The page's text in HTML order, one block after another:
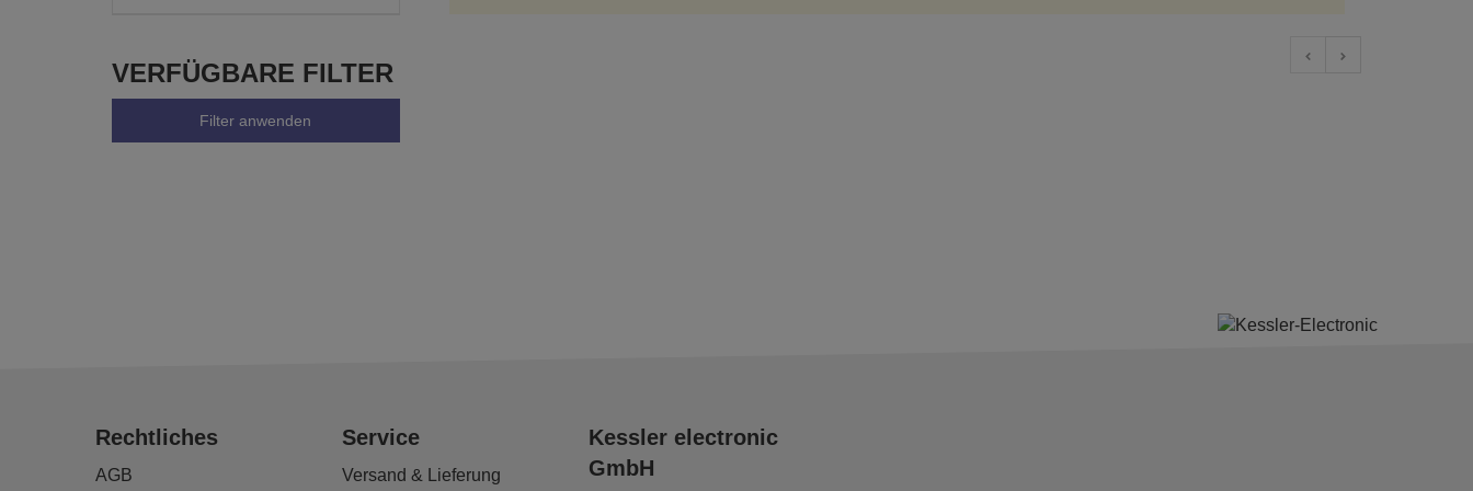
VERFÜGBARE FILTER
Filter anwenden
Rechtliches
AGB
Service
Versand & Lieferung
Kessler electronic
GmbH